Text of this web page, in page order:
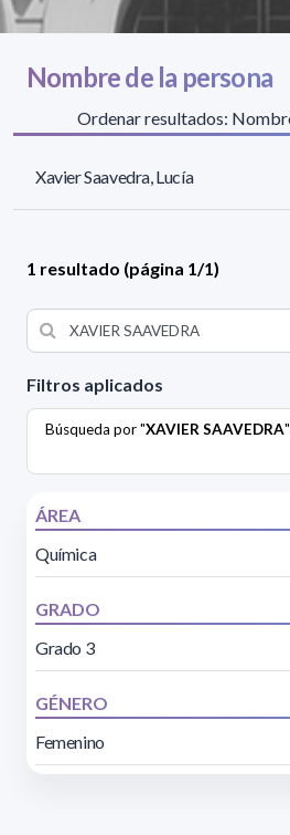
Filtros aplicados
Búsqueda por "XAVIER SAAVEDRA"
ÁREA
Química
GRADO
Grado 3
GÉNERO
Femenino
Nombre de la persona
Ordenar resultados:
Xavier Saavedra, Lucía
1 resultado (página 1/1)